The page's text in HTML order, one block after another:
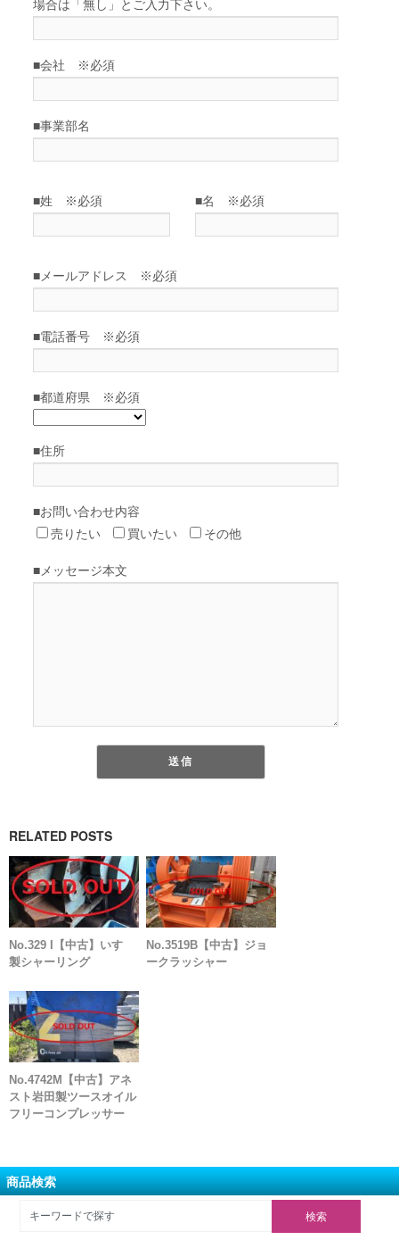
RELATED POSTS
No.329 I【中古】いすゞ
製シャーリング
No.3519B【中古】ジョ
ークラッシャー
No.4742M【中古】アネ
スト岩田製ツースオイル
フリーコンプレッサー
商品検索